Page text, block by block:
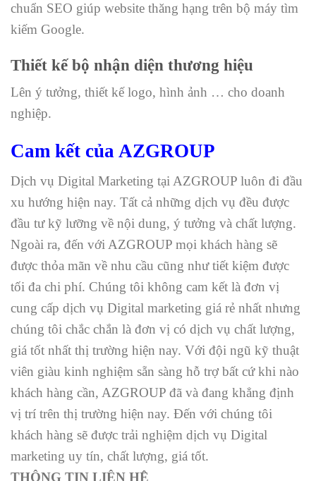
chuẩn SEO giúp website thăng hạng trên bộ máy tìm
kiếm Google.
Thiết kế bộ nhận diện thương hiệu
Lên ý tưởng, thiết kế logo, hình ảnh … cho doanh
nghiệp.
Cam kết của AZGROUP
Dịch vụ Digital Marketing tại AZGROUP luôn đi đầu
xu hướng hiện nay. Tất cả những dịch vụ đều được
đầu tư kỹ lưỡng về nội dung, ý tưởng và chất lượng.
Ngoài ra, đến với AZGROUP mọi khách hàng sẽ
được thỏa mãn về nhu cầu cũng như tiết kiệm được
tối đa chi phí. Chúng tôi không cam kết là đơn vị
cung cấp dịch vụ Digital marketing giá rẻ nhất nhưng
chúng tôi chắc chắn là đơn vị có dịch vụ chất lượng,
giá tốt nhất thị trường hiện nay. Với đội ngũ kỹ thuật
viên giàu kinh nghiệm sẵn sàng hỗ trợ bất cứ khi nào
khách hàng cần, AZGROUP đã và đang khẳng định
vị trí trên thị trường hiện nay. Đến với chúng tôi
khách hàng sẽ được trải nghiệm dịch vụ Digital
marketing uy tín, chất lượng, giá tốt.
THÔNG TIN LIÊN HỆ